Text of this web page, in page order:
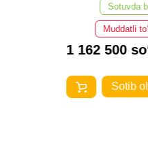
Sotuvda
Muddatli
1 162 500
Sotib